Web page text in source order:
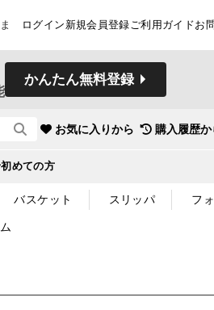
ま ログイン 新規会員登録ご利用ガイドお
かんたん無料登録
お気に入りから 購入履歴か
初めての方
バスケット スリッパ フ